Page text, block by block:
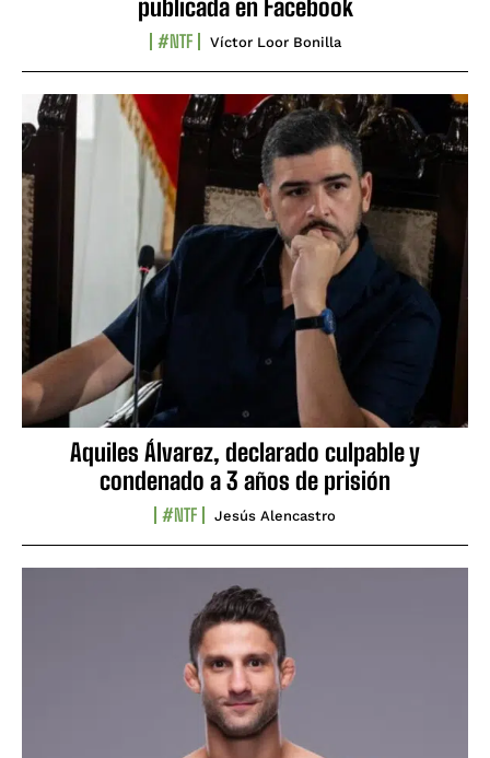
publicada en Facebook
#NTF Víctor Loor Bonilla
Aquiles Álvarez, declarado culpable y
condenado a 3 años de prisión
#NTF Jesús Alencastro